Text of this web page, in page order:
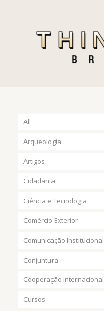
All
Arqueologia
Artigos
Cidadania
Ciência e Tecnologia
Comércio Exterior
Comunicação Institucional
Conjuntura
Cooperação Internacional
Cursos